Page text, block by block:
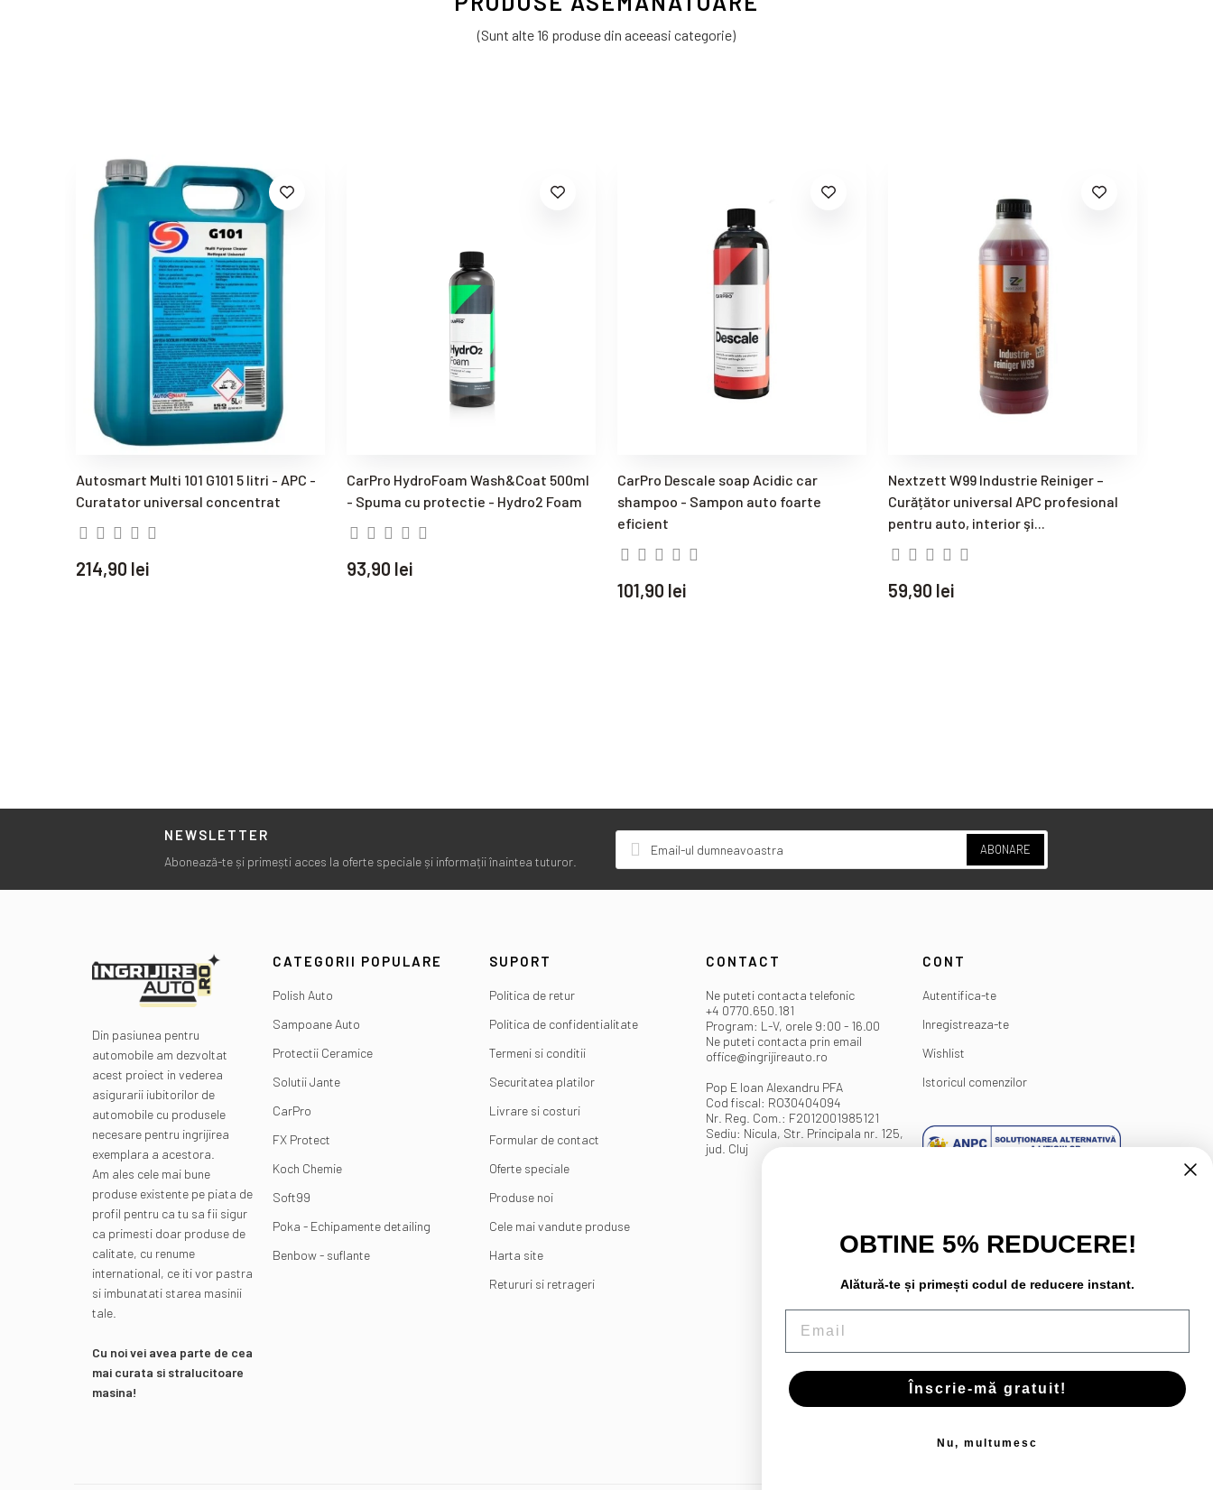
(Sunt alte 16 produse din aceeasi categorie)
Autosmart Multi 101 G101 5 litri - APC -
Curatator universal concentrat
214,90 lei
CarPro HydroFoam Wash&Coat 500ml
- Spuma cu protectie - Hydro2 Foam
93,90 lei
CarPro Descale soap Acidic car
shampoo - Sampon auto foarte
eficient
101,90 lei
Nextzett W99 Industrie Reiniger –
Curățător universal APC profesional
pentru auto, interior şi...
59,90 lei
NEWSLETTER
Abonează-te și primești acces la oferte speciale și informații înaintea tuturor.
ABONARE
Din pasiunea pentru
automobile am dezvoltat
acest proiect in vederea
asigurarii iubitorilor de
automobile cu produsele
necesare pentru ingrijirea
exemplara a acestora.
Am ales cele mai bune
produse existente pe piata de
profil pentru ca tu sa fii sigur
ca primesti doar produse de
calitate, cu renume
international, ce iti vor pastra
si imbunatati starea masinii
tale.
Cu noi vei avea parte de cea
mai curata si stralucitoare
masina!
CATEGORII POPULARE
Polish Auto
Sampoane Auto
Protectii Ceramice
Solutii Jante
CarPro
FX Protect
Koch Chemie
Soft99
Poka - Echipamente detailing
Benbow - suflante
SUPORT
Politica de retur
Politica de confidentialitate
Termeni si conditii
Securitatea platilor
Livrare si costuri
Formular de contact
Oferte speciale
Produse noi
Cele mai vandute produse
Harta site
Retururi si retrageri
CONTACT
Ne puteti contacta telefonic
+4 0770.650.181
Program: L-V, orele 9:00 - 16.00
Ne puteti contacta prin email
office@ingrijireauto.ro
Pop E Ioan Alexandru PFA
Cod fiscal: RO30404094
Nr. Reg. Com.: F2012001985121
Sediu: Nicula, Str. Principala nr. 125,
jud. Cluj
CONT
Autentifica-te
Inregistreaza-te
Wishlist
Istoricul comenzilor
OBTINE 5% REDUCERE!
Alătură-te și primești codul de reducere instant.
Înscrie-mă gratuit!
Nu, multumesc